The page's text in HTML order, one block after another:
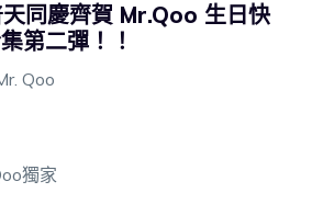
天同慶齊賀 Mr.Qoo 生日快
第二彈！！
Qoo
獨家